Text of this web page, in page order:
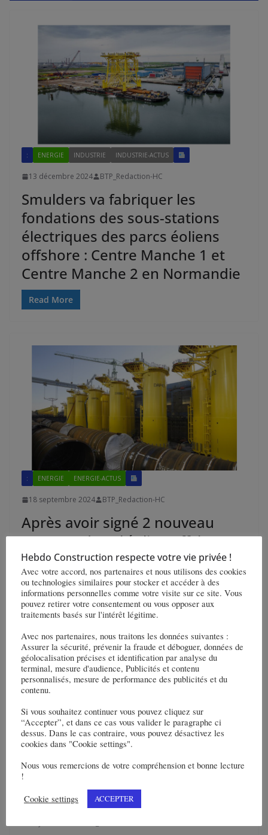
: ENERGIE INDUSTRIE INDUSTRIE-ACTUS
13 décembre 2024 BTP_Redaction-HC
Smulders va fabriquer les
fondations des sous-stations
électriques des parcs éoliens
offshore : Centre Manche 1 et
Centre Manche 2 en Normandie
Read More
: ENERGIE ENERGIE-ACTUS
18 septembre 2024 BTP_Redaction-HC
Après avoir signé 2 nouveau
contrats dans l’éolien offshore,
le carnet de commandes de
Smulders (Eiffage) dépasse le
milliard d’euros pour 2024
: ENERGIE ENERGIE-ACTUS
Hebdo Construction respecte votre vie privée !
Avec votre accord, nos partenaires et nous utilisons des cookies
ou technologies similaires pour stocker et accéder à des
informations personnelles comme votre visite sur ce site. Vous
pouvez retirer votre consentement ou vous opposer aux
traitements basés sur l'intérêt légitime.
Avec nos partenaires, nous traitons les données suivantes :
Assurer la sécurité, prévenir la fraude et déboguer, données de
géolocalisation précises et identification par analyse du
terminal, mesure d'audience, Publicités et contenu
personnalisés, mesure de performance des publicités et du
contenu.
Si vous souhaitez continuer vous pouvez cliquez sur
“Accepter”, et dans ce cas vous valider le paragraphe ci
dessus. Dans le cas contraire, vous pouvez désactivez les
cookies dans "Cookie settings".
Nous vous remercions de votre compréhension et bonne lecture
!
Cookie settings
ACCEPTER